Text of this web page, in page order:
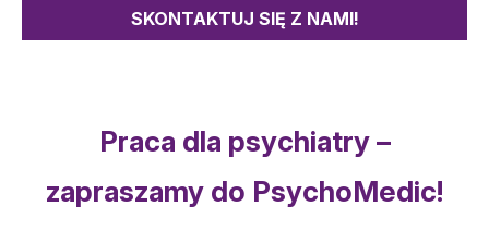
SKONTAKTUJ SIĘ Z NAMI!
Praca dla psychiatry –
zapraszamy do PsychoMedic!